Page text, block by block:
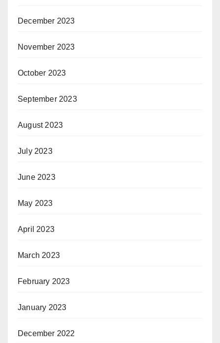
December 2023
November 2023
October 2023
September 2023
August 2023
July 2023
June 2023
May 2023
April 2023
March 2023
February 2023
January 2023
December 2022